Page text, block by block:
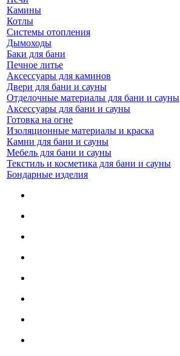
Камины
Котлы
Системы отопления
Дымоходы
Баки для бани
Печное литье
Аксессуары для каминов
Двери для бани и сауны
Отделочные материалы для бани и сауны
Аксессуары для бани и сауны
Готовка на огне
Изоляционные материалы и краска
Камни для бани и сауны
Мебель для бани и сауны
Текстиль и косметика для бани и сауны
Бондарные изделия